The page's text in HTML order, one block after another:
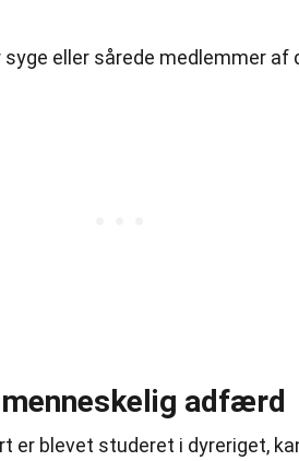
eller sårede medlemmer af
adfærd
er blevet studeret i dyreriget,